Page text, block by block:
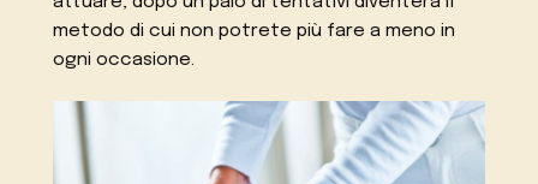
metodo di cui non potrete più fare a meno in
ogni occasione.